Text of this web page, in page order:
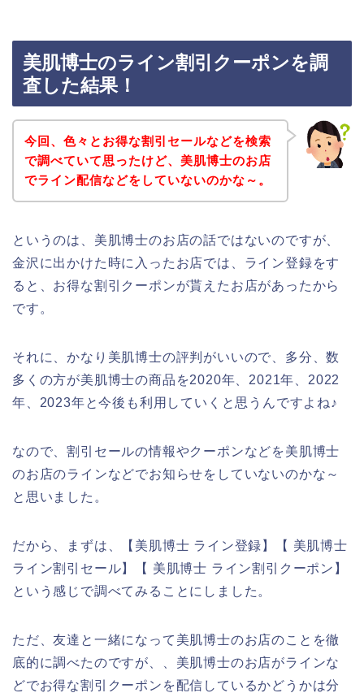
美肌博士のライン割引クーポンを調
査した結果！
今回、色々とお得な割引セールなどを検索
で調べていて思ったけど、美肌博士のお店
でライン配信などをしていないのかな～。
というのは、美肌博士のお店の話ではないのですが、
金沢に出かけた時に入ったお店では、ライン登録をす
ると、お得な割引クーポンが貰えたお店があったから
です。
それに、かなり美肌博士の評判がいいので、多分、数
多くの方が美肌博士の商品を2020年、2021年、2022
年、2023年と今後も利用していくと思うんですよね♪
なので、割引セールの情報やクーポンなどを美肌博士
のお店のラインなどでお知らせをしていないのかな～
と思いました。
だから、まずは、【美肌博士 ライン登録】【 美肌博士
ライン割引セール】【 美肌博士 ライン割引クーポン】
という感じで調べてみることにしました。
ただ、友達と一緒になって美肌博士のお店のことを徹
底的に調べたのですが、、美肌博士のお店がラインな
どでお得な割引クーポンを配信しているかどうかは分